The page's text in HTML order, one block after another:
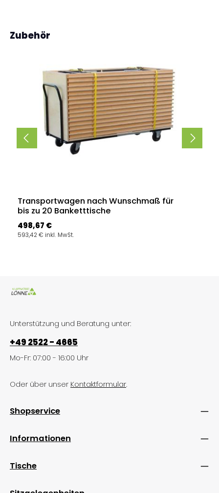
Produktgalerie überspringen
Zubehör
Transportwagen nach Wunschmaß für
bis zu 20 Banketttische
Regulärer Preis:
498,67 €
593,42 € inkl. MwSt.
Unterstützung und Beratung unter:
+49 2522 - 4665
Mo-Fr: 07:00 - 16:00 Uhr
Oder über unser Kontaktformular.
Shopservice
Informationen
Tische